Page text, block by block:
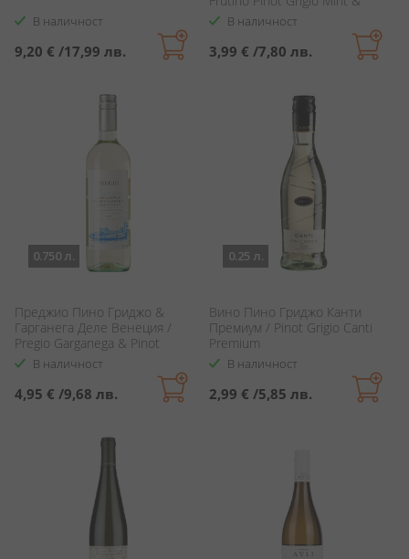
В наличност
9,20 € /17,99 лв.
Lime Domaine Boyar
В наличност
3,99 € /7,80 лв.
0.750 л.
Преджио Пино Гриджо &
Гарганега Деле Венеция /
Pregio Garganega & Pinot
GrigioВ наличност
4,95 € /9,68 лв.
0.25 л.
Вино Пино Гриджо Канти
Премиум / Pinot Grigio Canti
Premium
В наличност
2,99 € /5,85 лв.